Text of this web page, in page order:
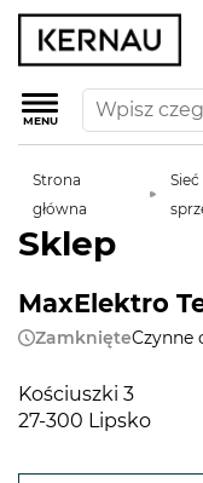
MENU
Strona
główna
Sieć
Sklep
MaxElektro
ZamknięteCzynne
Kościuszki 3
27-300 Lipsko